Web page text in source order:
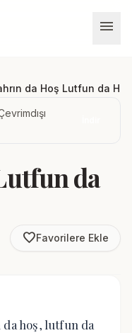
menu
da Hoş Lutfun da Hoş
da
favorite_borderFavorilere Ekle
da hoş, lutfun da